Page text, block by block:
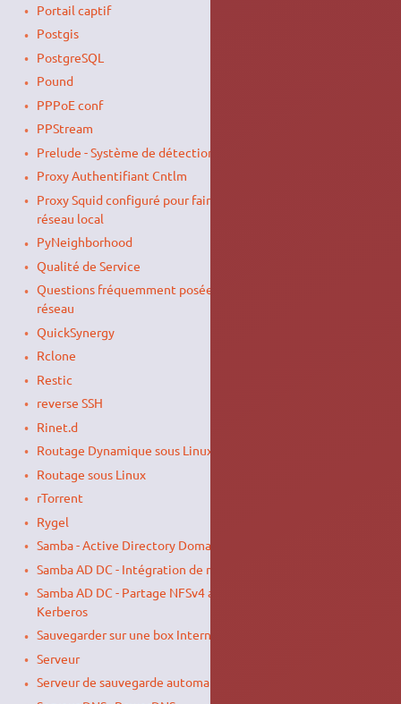
Portail captif
Postgis
PostgreSQL
Pound
PPPoE conf
PPStream
Prelude - Système de détection d'intrusion
Proxy Authentifiant Cntlm
Proxy Squid configuré pour faire du cache de paquet sur le
réseau local
PyNeighborhood
Qualité de Service
Questions fréquemment posées sur #ubuntu-fr à propos du
réseau
QuickSynergy
Rclone
Restic
reverse SSH
Rinet.d
Routage Dynamique sous Linux avec Bird
Routage sous Linux
rTorrent
Rygel
Samba - Active Directory Domain Controller (AD DC)
Samba AD DC - Intégration de machines au domaine
Samba AD DC - Partage NFSv4 avec authentification
Kerberos
Sauvegarder sur une box Internet grâce à Restic
Serveur
Serveur de sauvegarde automatique : BackupPC